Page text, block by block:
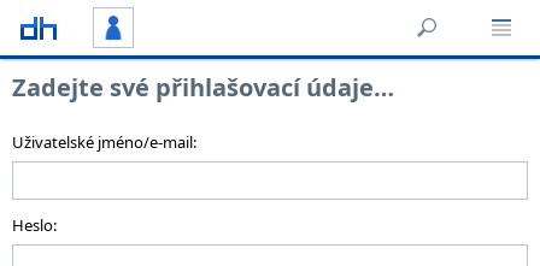
Zadejte své přihlašovací údaje…
Uživatelské jméno/e-mail:
Heslo: